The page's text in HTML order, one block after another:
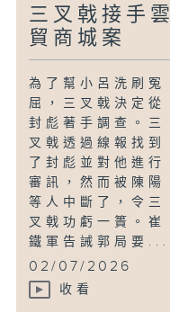
三叉戟接手雲
貿商城案
為了幫小呂洗刷冤
屈，三叉戟決定從
封彪著手調查。三
叉戟透過線報找到
了封彪並對他進行
審訊，然而被陳陽
等人中斷了，令三
叉戟功虧一簣。崔
鐵軍告誡郭局要...
02/07/2026
收看